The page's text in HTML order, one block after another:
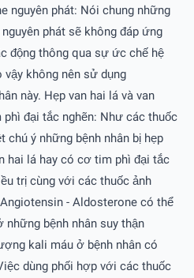
nguyên phát: Nói chung những
phát sẽ không đáp ứng
động thông qua sự ức chế hệ
vậy không nên sử dụng
này. Hẹp van hai lá và van
đại tắc nghẽn: Như các thuốc
chú ý những bệnh nhân bị hẹp
hai lá hay có cơ tim phì đại tắc
trị cùng với các thuốc ảnh
- Aldosterone có thể
những bệnh nhân suy thận
kali máu ở bệnh nhân có
dùng phối hợp với các thuốc